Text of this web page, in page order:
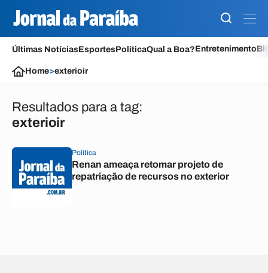
Últimas NotíciasEsportesPolíticaQual a Boa?Entretenimento
Home>exterioir
Resultados para a tag:
exterioir
Política
Renan ameaça retomar projeto de
repatriação de recursos no exterior